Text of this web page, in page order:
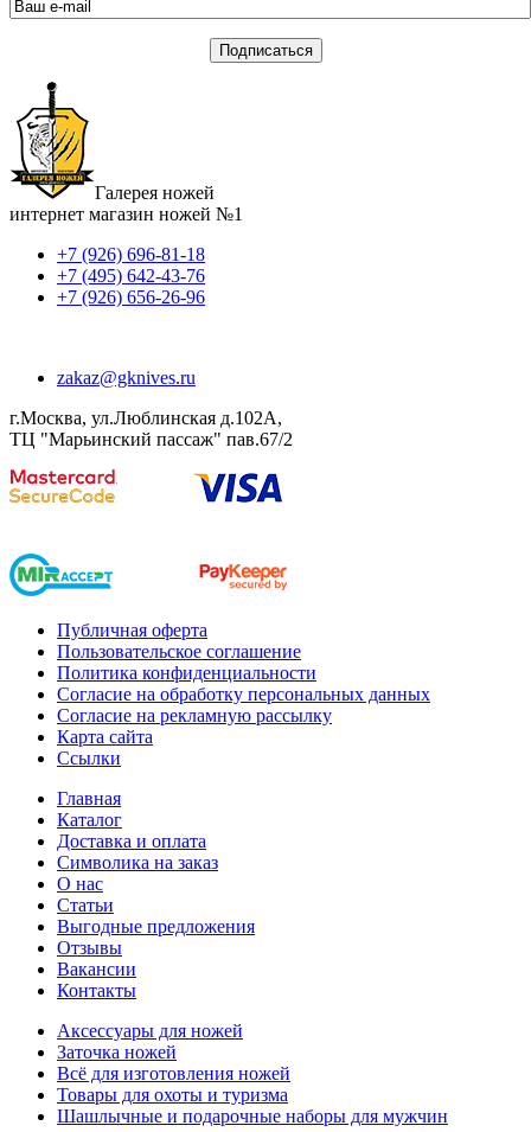
Галерея ножей
интернет магазин ножей №1
+7 (926) 696-81-18
+7 (495) 642-43-76
+7 (926) 656-26-96
zakaz@gknives.ru
г.Москва, ул.Люблинская д.102А,
ТЦ "Марьинский пассаж" пав.67/2
Публичная оферта
Пользовательское соглашение
Политика конфиденциальности
Согласие на обработку персональных данных
Согласие на рекламную рассылку
Карта сайта
Ссылки
Главная
Каталог
Доставка и оплата
Символика на заказ
О нас
Статьи
Выгодные предложения
Отзывы
Вакансии
Контакты
Аксессуары для ножей
Заточка ножей
Всё для изготовления ножей
Товары для охоты и туризма
Шашлычные и подарочные наборы для мужчин